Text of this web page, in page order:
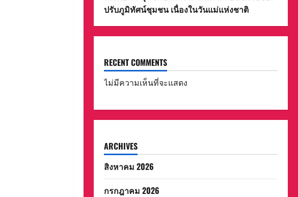
ปรับภูมิทัศน์ชุมชน เนื่องในวันแม่แห่งชาติ
RECENT COMMENTS
ไม่มีความเห็นที่จะแสดง
ARCHIVES
สิงหาคม 2026
กรกฎาคม 2026